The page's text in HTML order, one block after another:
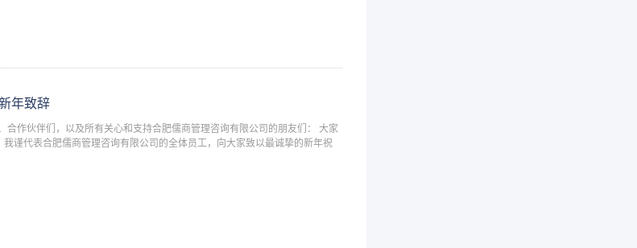
年致辞
合作伙伴们，以及所有关心和支持合肥儒商管理咨询有限公司的朋友们： 大家
谨代表合肥儒商管理咨询有限公司的全体员工，向大家致以最诚挚的新年祝